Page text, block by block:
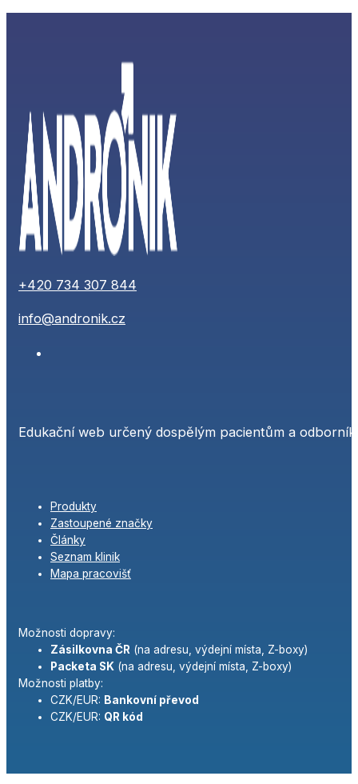
+420 734 307 844
info@andronik.cz
Edukační web určený dospělým pacientům a
Produkty
Zastoupené značky
Články
Seznam klinik
Mapa pracovišť
Možnosti dopravy:
Zásilkovna ČR (na adresu, výdejní místa, Z-boxy)
Packeta SK (na adresu, výdejní místa, Z-boxy)
Možnosti platby:
CZK/EUR: Bankovní převod
CZK/EUR: QR kód